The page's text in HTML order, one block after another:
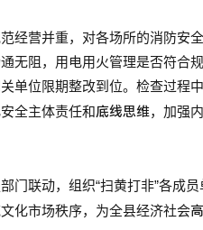
经营并重，对各场所的消防安
无阻，用电用火管理是否符合
单位限期整改到位。检查过程
全主体责任和底线思维，加强
门联动，组织“扫黄打非”各成
化市场秩序，为全县经济社会